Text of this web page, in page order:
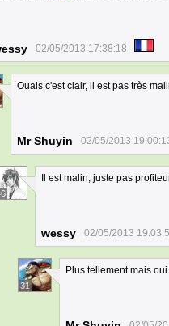
02/05/2013 17:38:18
Ouais c'est clair, il est pas très
Mr Shuyin 02/05/2013
Il est malin, juste pas
wessy 02/05/2013
31
Plus tellement mais